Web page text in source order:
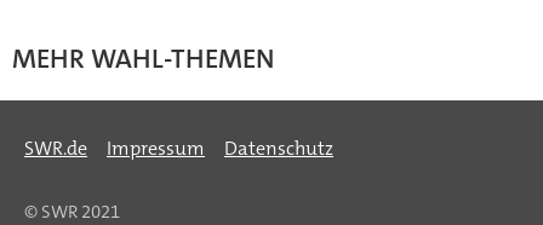
MEHR WAHL-THEMEN
SWR.de Impressum Datenschutz
© SWR 2021